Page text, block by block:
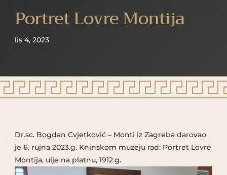
Portret Lovre Montija
lis 4, 2023
Dr.sc. Bogdan Cvjetković – Monti iz Zagreba darovao
je 6. rujna 2023.g. Kninskom muzeju rad: Portret Lovre
Montija, ulje na platnu, 1912.g.